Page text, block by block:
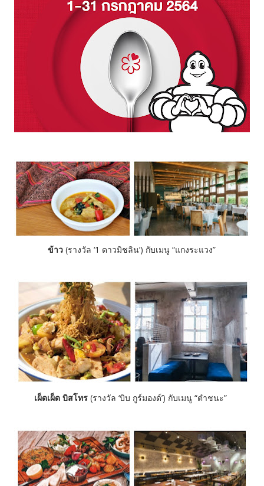
ข้าว (รางวัล ‘1 ดาวมิชลิน’) กับเมนู “แกงระแวง”
เผ็ดเผ็ด บิสโทร(รางวัล ‘บิบ กูร์มองด์’) กับเมนู “ตำชนะ”